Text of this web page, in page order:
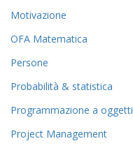
Motivazione
OFA Matematica
Persone
Probabilità & statistica
Programmazione a oggetti
Project Management